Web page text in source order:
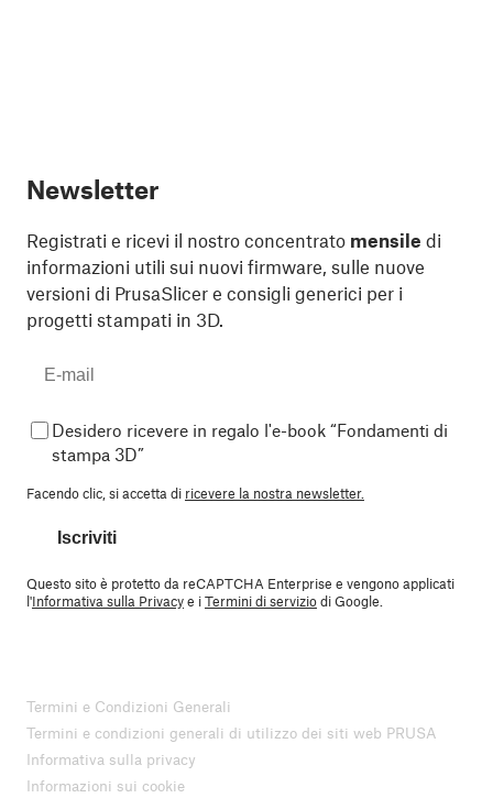
Newsletter
Registrati e ricevi il nostro concentrato mensile di
informazioni utili sui nuovi firmware, sulle nuove
versioni di PrusaSlicer e consigli generici per i
progetti stampati in 3D.
Desidero ricevere in regalo l'e-book “Fondamenti di
stampa 3D”
Facendo clic, si accetta di ricevere la nostra newsletter.
Iscriviti
Questo sito è protetto da reCAPTCHA Enterprise e vengono applicati
l'Informativa sulla Privacye iTermini di serviziodi Google.
Termini e Condizioni Generali
Termini e condizioni generali di utilizzo dei siti web PRUSA
Informativa sulla privacy
Informazioni sui cookie